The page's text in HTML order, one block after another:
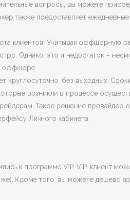
вопросы, вы можете
также предоставляет ежедневные
клиентов. Учитывая оффшорную
Однако, это и недостаток –
оффшоре.
круглосуточно, без выходных.
возникли в процессе
Такое решение провайдер
Личного кабинета.
к программе VIP. VIP-клиент
Кроме того, вы можете дешево